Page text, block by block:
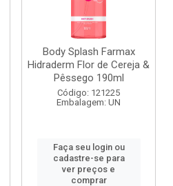
Body Splash Farmax
Hidraderm Flor de Cereja &
Pêssego 190ml
Código: 121225
Embalagem: UN
Faça seu login ou
cadastre-se para
ver preços e
comprar